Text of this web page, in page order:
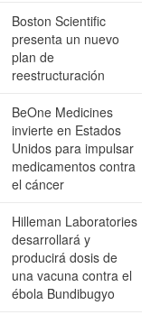
Boston Scientific
presenta un nuevo
plan de
reestructuración
BeOne Medicines
invierte en Estados
Unidos para impulsar
medicamentos contra
el cáncer
Hilleman Laboratories
desarrollará y
producirá dosis de
una vacuna contra el
ébola Bundibugyo